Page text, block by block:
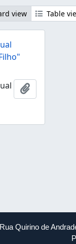
view Table
Añadir al
Rua Quirino de